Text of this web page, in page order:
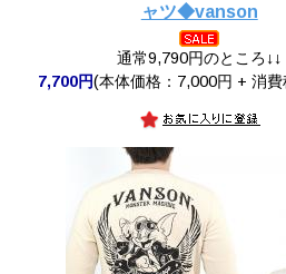
ャツ◆vanson
通常9,790円のところ↓↓
7,700円(本体価格：7,000円 + 消